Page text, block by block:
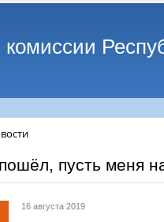
пусть меня
16 августа 2019